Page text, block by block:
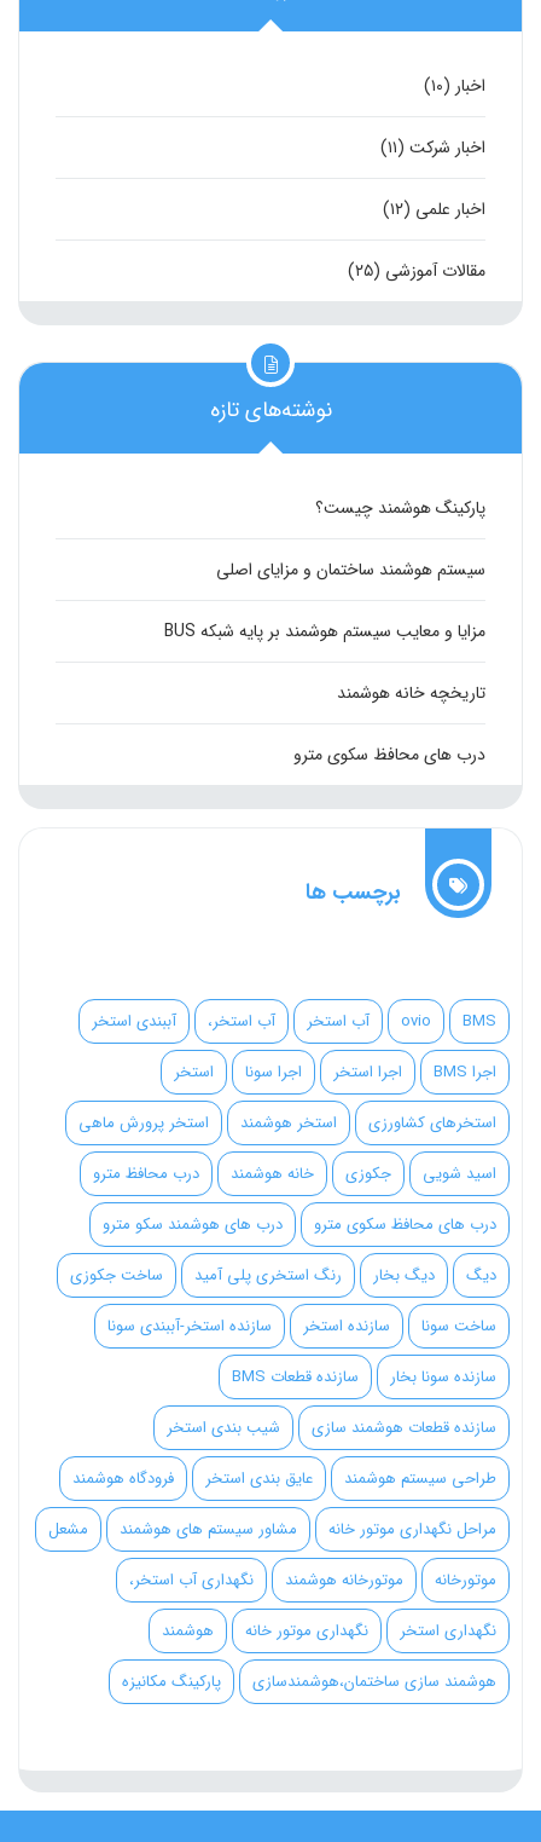
اخبار (۱۰)
اخبار شرکت (۱۱)
اخبار علمی (۱۲)
مقالات آموزشی (۲۵)
نوشته‌های تازه
پارکینگ هوشمند چیست؟
سیستم هوشمند ساختمان و مزایای اصلی
مزایا و معایب سیستم هوشمند بر پایه شبکه BUS
تاریخچه خانه هوشمند
درب های محافظ سکوی مترو
برچسب ها
BMS
ovio آب استخر آب استخر،
آببندی استخر
اجرا BMS
اجرا استخر اجرا سونا
استخر
استخرهای کشاورزی
استخر هوشمند
استخر پرورش ماهی
اسید شویی
جکوزی خانه هوشمند
درب محافظ مترو
درب های محافظ سکوی مترو
درب های هوشمند سکو مترو
دیگ
دیگ بخار رنگ استخری پلی آمید
ساخت جکوزی
ساخت سونا
سازنده استخر
سازنده استخر-آببندی سونا
سازنده سونا بخار
سازنده قطعات BMS
سازنده قطعات هوشمند سازی
شیب بندی استخر
طراحی سیستم هوشمند
عایق بندی استخر
فرودگاه هوشمند
مراحل نگهداری موتور خانه
مشاور سیستم های هوشمند
مشعل
موتورخانه
موتورخانه هوشمند
نگهداری آب استخر،
نگهداری استخر
نگهداری موتور خانه
هوشمند
هوشمند سازی ساختمان،هوشمندسازی
پارکینگ مکانیزه